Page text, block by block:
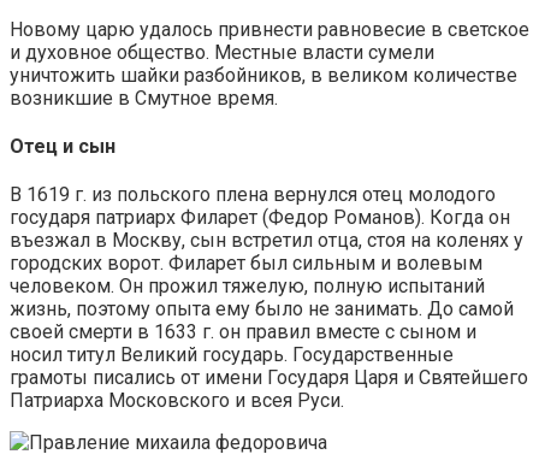
Новому царю удалось привнести равновесие в светское
и духовное общество. Местные власти сумели
уничтожить шайки разбойников, в великом количестве
возникшие в Смутное время.
Отец и сын
В 1619 г. из польского плена вернулся отец молодого
государя патриарх Филарет (Федор Романов). Когда он
въезжал в Москву, сын встретил отца, стоя на коленях у
городских ворот. Филарет был сильным и волевым
человеком. Он прожил тяжелую, полную испытаний
жизнь, поэтому опыта ему было не занимать. До самой
своей смерти в 1633 г. он правил вместе с сыном и
носил титул Великий государь. Государственные
грамоты писались от имени Государя Царя и Святейшего
Патриарха Московского и всея Руси.